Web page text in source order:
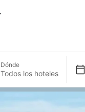
Dónde
Todos los hoteles